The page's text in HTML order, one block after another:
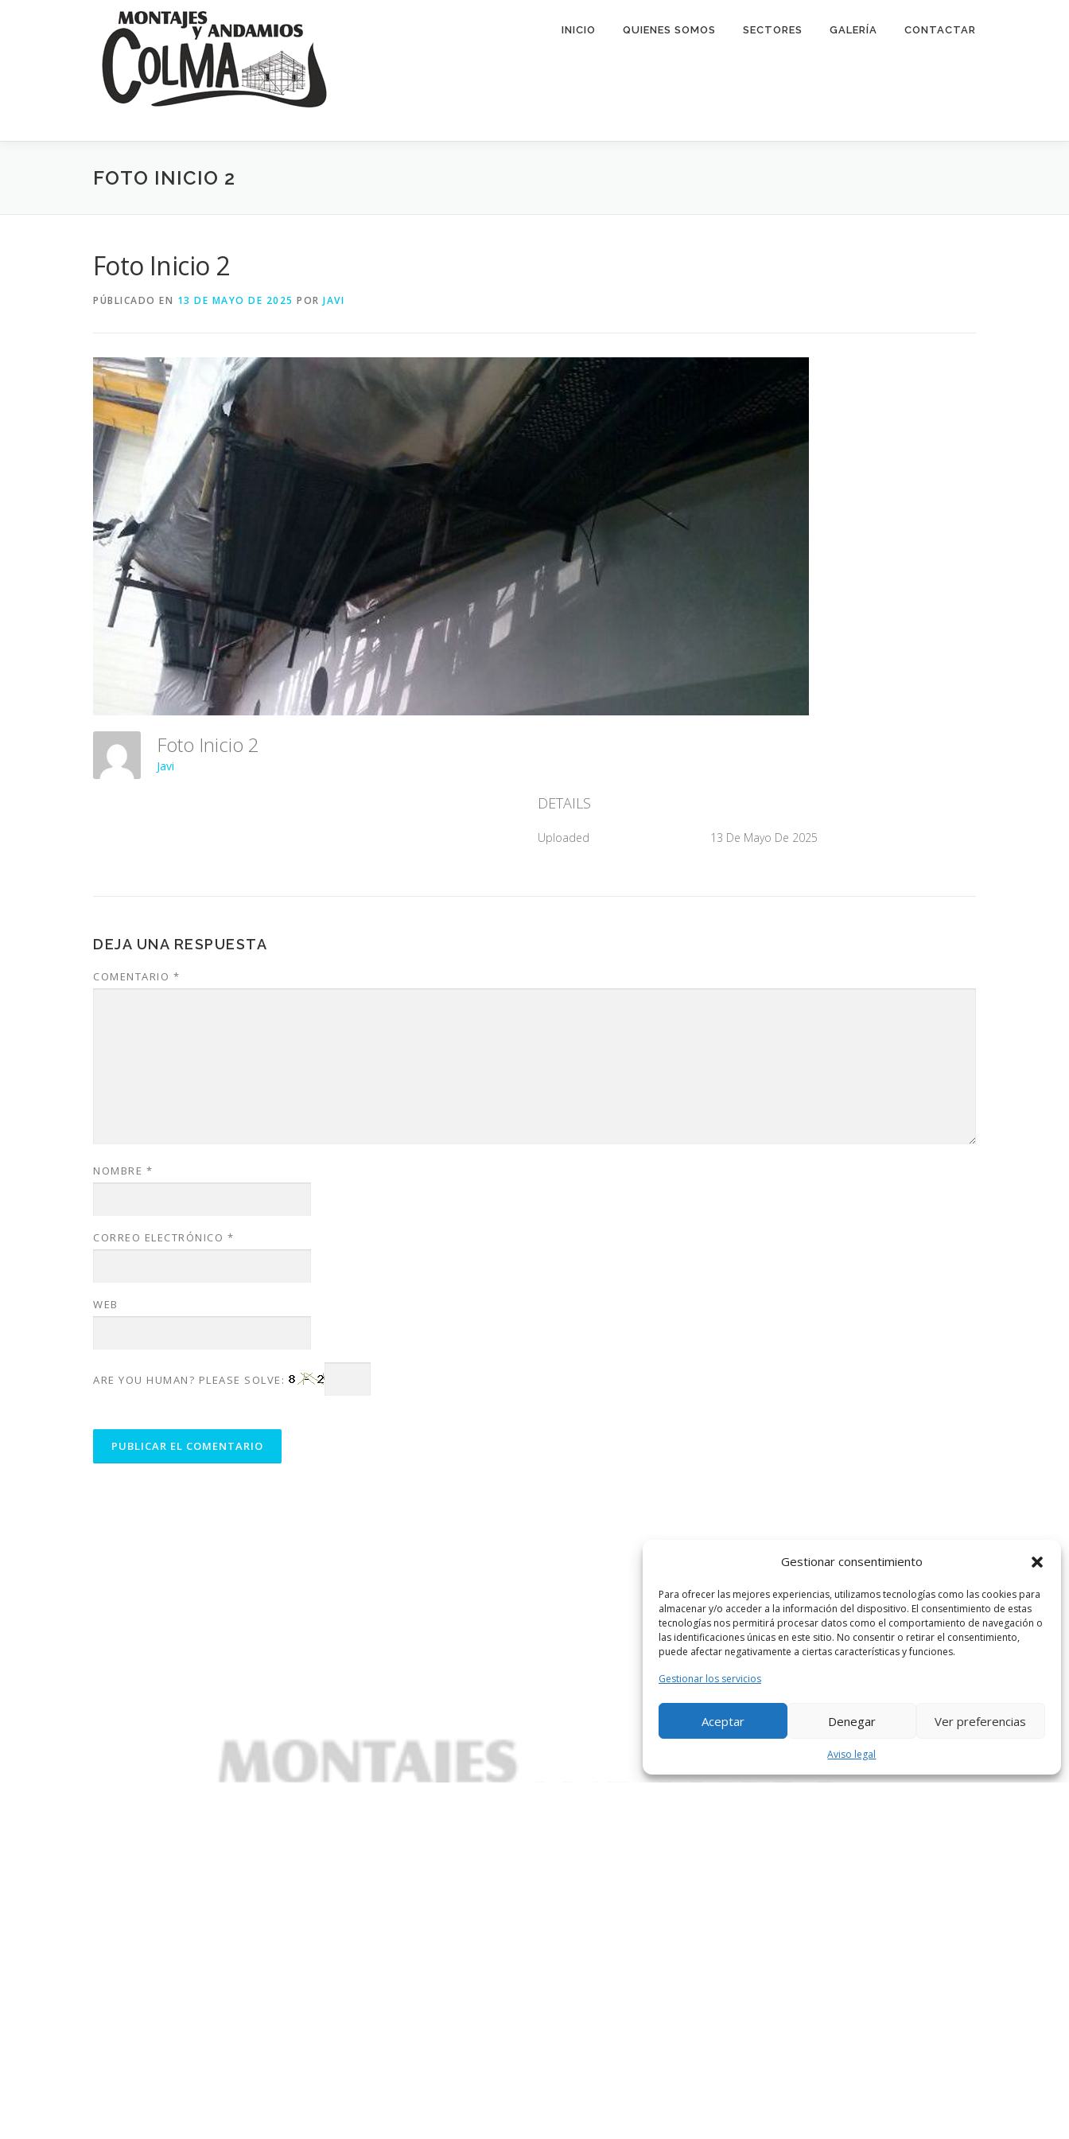
Gestionar consentimiento
Para ofrecer las mejores experiencias, utilizamos tecnologías como las cookies para
almacenar y/o acceder a la información del dispositivo. El consentimiento de estas
tecnologías nos permitirá procesar datos como el comportamiento de navegación o
las identificaciones únicas en este sitio. No consentir o retirar el consentimiento,
puede afectar negativamente a ciertas características y funciones.
Gestionar los servicios
Aceptar Denegar Ver preferencias
Aviso legal
INICIO QUIENES SOMOS SECTORES GALERÍA CONTACTAR
FOTO INICIO 2
Foto Inicio 2
PÚBLICADO EN 13 DE MAYO DE 2025 POR JAVI
Foto Inicio 2
Javi
DETAILS
Uploaded 13 De Mayo De 2025
DEJA UNA RESPUESTA
COMENTARIO *
NOMBRE *
CORREO ELECTRÓNICO *
WEB
ARE YOU HUMAN? PLEASE SOLVE: